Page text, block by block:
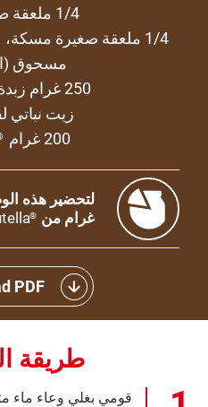
1/4 ملعقة صغيرة ملح
1/4 ملعقة صغيرة
مسحوق
250 غرام زبدة غير مملحة
زيت نباتي
200 غرام
غرام من ®
PDF
طريقة
قومي بغلي وعاء ماء